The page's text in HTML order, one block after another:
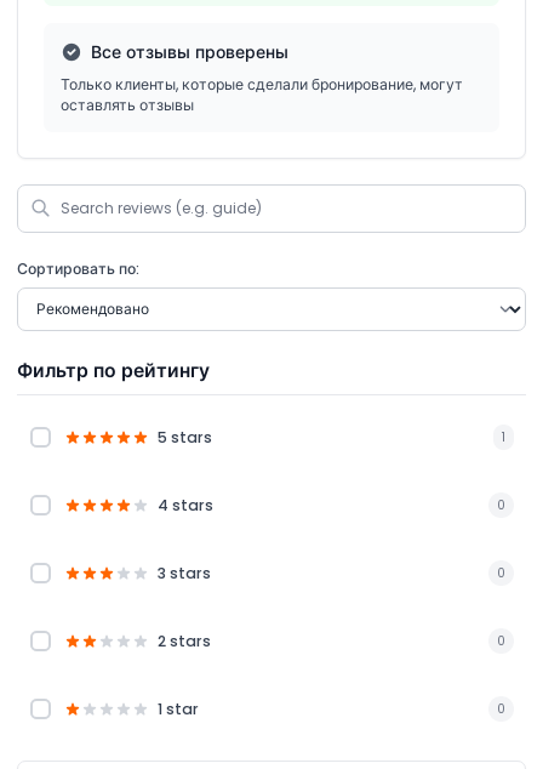
Все отзывы проверены
Только клиенты, которые сделали бронирование, могут
оставлять отзывы
Сортировать по:
Фильтр по рейтингу
5 stars 1
4 stars 0
3 stars 0
2 stars 0
1 star 0